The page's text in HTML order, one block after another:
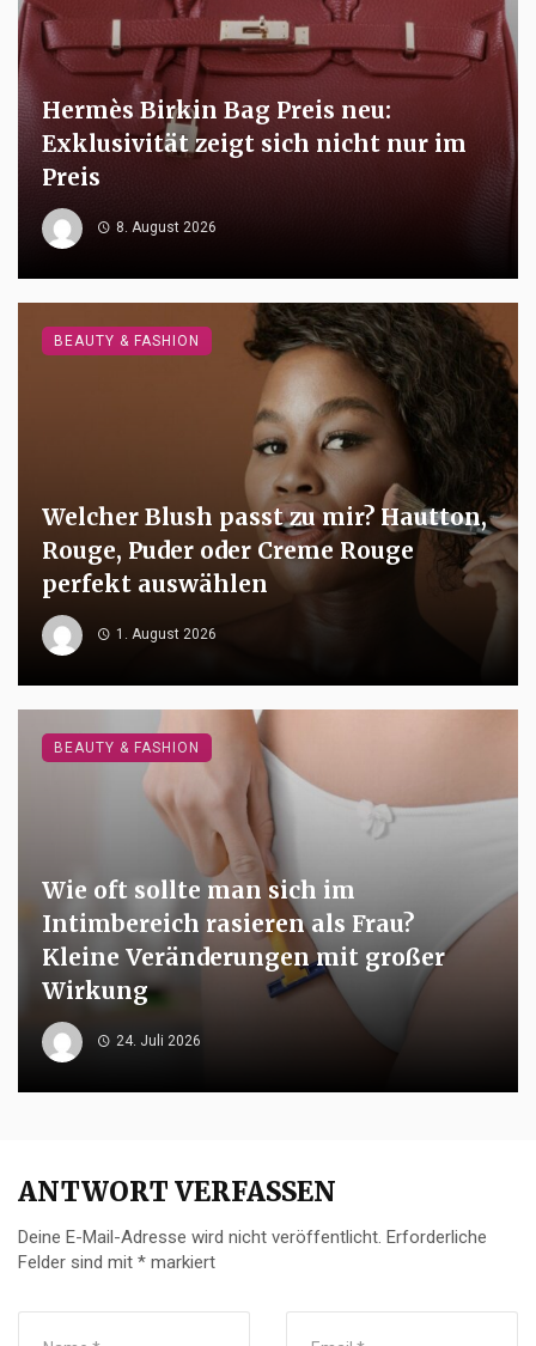
Hermès Birkin Bag Preis neu:
Exklusivität zeigt sich nicht nur im
Preis
8. August 2026
Welcher Blush passt zu mir? Hautton,
Rouge, Puder oder Creme Rouge
perfekt auswählen
1. August 2026
BEAUTY & FASHION
Wie oft sollte man sich im
Intimbereich rasieren als Frau?
Kleine Veränderungen mit großer
Wirkung
24. Juli 2026
BEAUTY & FASHION
ANTWORT VERFASSEN
Deine E-Mail-Adresse wird nicht veröffentlicht. Erforderliche
Felder sind mit * markiert